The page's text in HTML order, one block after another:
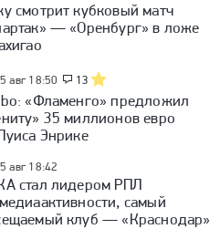
ЦСКА:
видеообзор
«Динамо» (Махачкала) —
«Крылья Советов»: Кубок
смотрит кубковый матч
— «Оренбург» в ложе
5 авг 18:50 13
«Фламенго» предложил
35 миллионов евро
Энрике
5 авг 18:42
стал лидером РПЛ
самый
клуб — «Краснодар»